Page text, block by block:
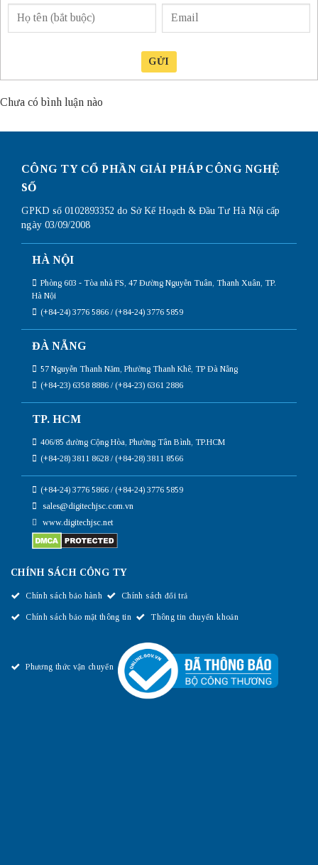
GỬI
Chưa có bình luận nào
CÔNG TY CỔ PHẦN GIẢI PHÁP CÔNG NGHỆ
SỐ
GPKD số 0102893352 do Sở Kế Hoạch & Đầu Tư Hà Nội cấp
ngày 03/09/2008
HÀ NỘI
Phòng 603 - Tòa nhà FS, 47 Đường Nguyễn Tuân, Thanh Xuân, TP.
Hà Nội
(+84-24) 3776 5866 / (+84-24) 3776 5859
ĐÀ NẴNG
57 Nguyễn Thanh Năm, Phường Thanh Khê, TP Đà Nẵng
(+84-23) 6358 8886 / (+84-23) 6361 2886
TP. HCM
406/85 đường Cộng Hòa, Phường Tân Bình, TP.HCM
(+84-28) 3811 8628 / (+84-28) 3811 8566
(+84-24) 3776 5866 / (+84-24) 3776 5859
sales@digitechjsc.com.vn
www.digitechjsc.net
CHÍNH SÁCH CÔNG TY
Chính sách bảo hành Chính sách đổi trả
Chính sách bảo mật thông tin Thông tin chuyển khoản
Phương thức vận chuyển